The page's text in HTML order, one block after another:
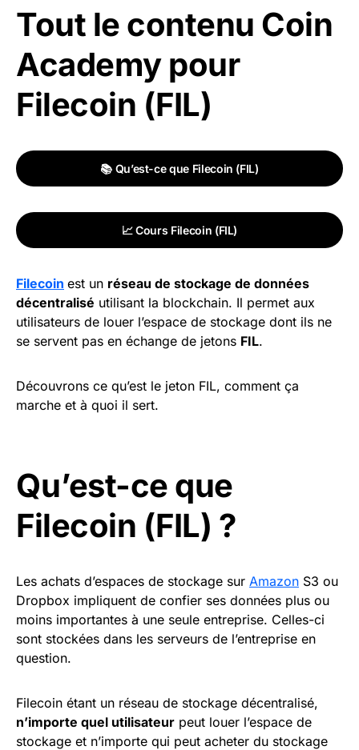
Tout le contenu Coin
Academy pour
Filecoin (FIL)
📚 Qu’est-ce que Filecoin (FIL)
📈 Cours Filecoin (FIL)
Filecoin est un réseau de stockage de données
décentralisé utilisant la blockchain. Il permet aux
utilisateurs de louer l’espace de stockage dont ils ne
se servent pas en échange de jetons FIL.
Découvrons ce qu’est le jeton FIL, comment ça
marche et à quoi il sert.
Qu’est-ce que
Filecoin (FIL) ?
Les achats d’espaces de stockage sur Amazon S3 ou
Dropbox impliquent de confier ses données plus ou
moins importantes à une seule entreprise. Celles-ci
sont stockées dans les serveurs de l’entreprise en
question.
Filecoin étant un réseau de stockage décentralisé,
n’importe quel utilisateur peut louer l’espace de
stockage et n’importe qui peut acheter du stockage